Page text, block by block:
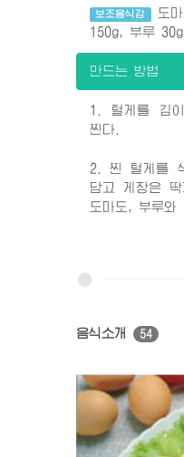
보조음식감
도마
150g, 부루 30g
만드는 방법
1. 털게를 김
찐다.
2. 찐 털게를
담고 게장은 딱
도마도, 부루와
음식소개 54